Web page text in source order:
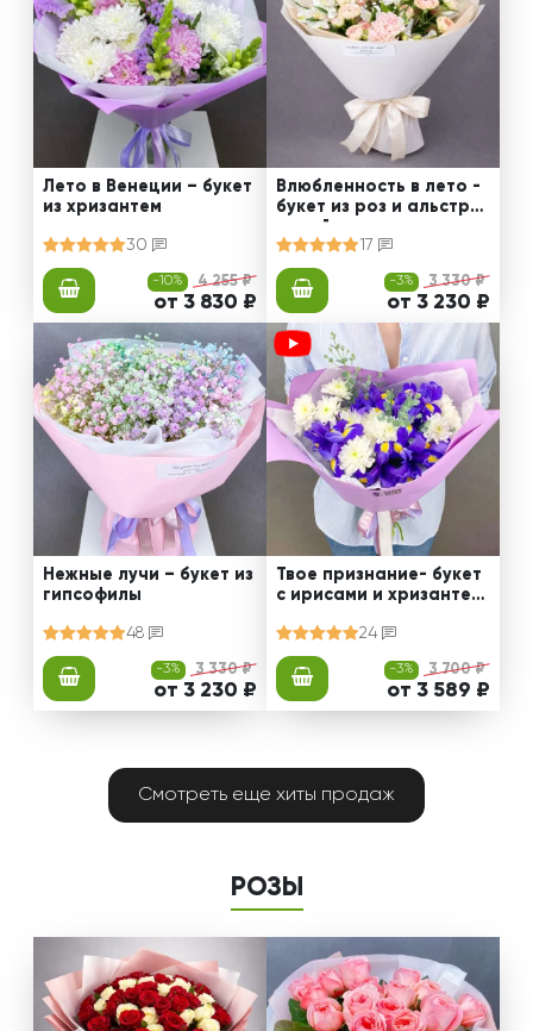
Лето в Венеции – букет
из хризантем
30
-10% 4 255 ₽
от 3 830 ₽
Влюбленность в лето -
букет из роз и альстро
мерий
17
-3% 3 330 ₽
от 3 230 ₽
Нежные лучи – букет из
гипсофилы
48
-3% 3 330 ₽
от 3 230 ₽
Твое признание- букет
с ирисами и хризантем
24
-3% 3 700 ₽
от 3 589 ₽
Смотреть еще хиты продаж
РОЗЫ